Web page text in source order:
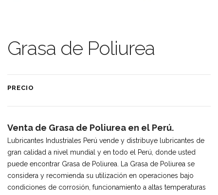
Grasa de Poliurea
PRECIO
Venta de Grasa de Poliurea en el Perú.
Lubricantes Industriales Perú vende y distribuye lubricantes de
gran calidad a nivel mundial y en todo el Perú, donde usted
puede encontrar Grasa de Poliurea. La Grasa de Poliurea se
considera y recomienda su utilización en operaciones bajo
condiciones de corrosión, funcionamiento a altas temperaturas